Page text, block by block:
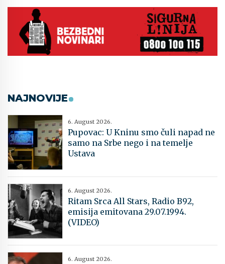
NAJNOVIJE
6. August 2026.
Pupovac: U Kninu smo čuli napad ne
samo na Srbe nego i na temelje
Ustava
6. August 2026.
Ritam Srca All Stars, Radio B92,
emisija emitovana 29.07.1994.
(VIDEO)
6. August 2026.